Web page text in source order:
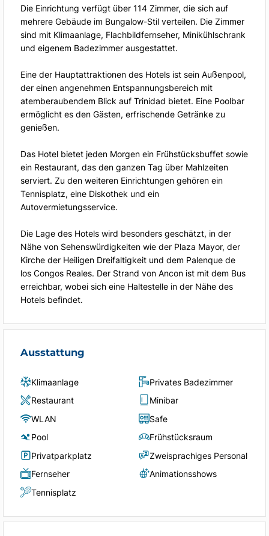
Die Einrichtung verfügt über 114 Zimmer, die sich auf
mehrere Gebäude im Bungalow-Stil verteilen. Die Zimmer
sind mit Klimaanlage, Flachbildfernseher, Minikühlschrank
und eigenem Badezimmer ausgestattet.
Eine der Hauptattraktionen des Hotels ist sein Außenpool,
der einen angenehmen Entspannungsbereich mit
atemberaubendem Blick auf Trinidad bietet. Eine Poolbar
ermöglicht es den Gästen, erfrischende Getränke zu
genießen.
Das Hotel bietet jeden Morgen ein Frühstücksbuffet sowie
ein Restaurant, das den ganzen Tag über Mahlzeiten
serviert. Zu den weiteren Einrichtungen gehören ein
Tennisplatz, eine Diskothek und ein
Autovermietungsservice.
Die Lage des Hotels wird besonders geschätzt, in der
Nähe von Sehenswürdigkeiten wie der Plaza Mayor, der
Kirche der Heiligen Dreifaltigkeit und dem Palenque de
los Congos Reales. Der Strand von Ancon ist mit dem Bus
erreichbar, wobei sich eine Haltestelle in der Nähe des
Hotels befindet.
Ausstattung
Klimaanlage
Restaurant
WLAN
Pool
Privatparkplatz
Fernseher
Tennisplatz
Privates Badezimmer
Minibar
Safe
Frühstücksraum
Zweisprachiges Personal
Animationsshows